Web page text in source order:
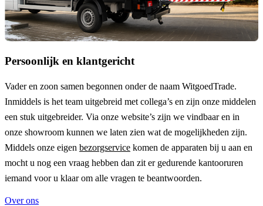
Persoonlijk en klantgericht
Vader en zoon samen begonnen onder de naam WitgoedTrade.
Inmiddels is het team uitgebreid met collega’s en zijn onze middelen
een stuk uitgebreider. Via onze website’s zijn we vindbaar en in
onze showroom kunnen we laten zien wat de mogelijkheden zijn.
Middels onze eigen bezorgservice komen de apparaten bij u aan en
mocht u nog een vraag hebben dan zit er gedurende kantooruren
iemand voor u klaar om alle vragen te beantwoorden.
Over ons